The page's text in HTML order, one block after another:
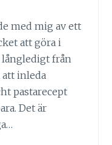
med mig av ett
att göra i
från
att inleda
pastarecept
Det är